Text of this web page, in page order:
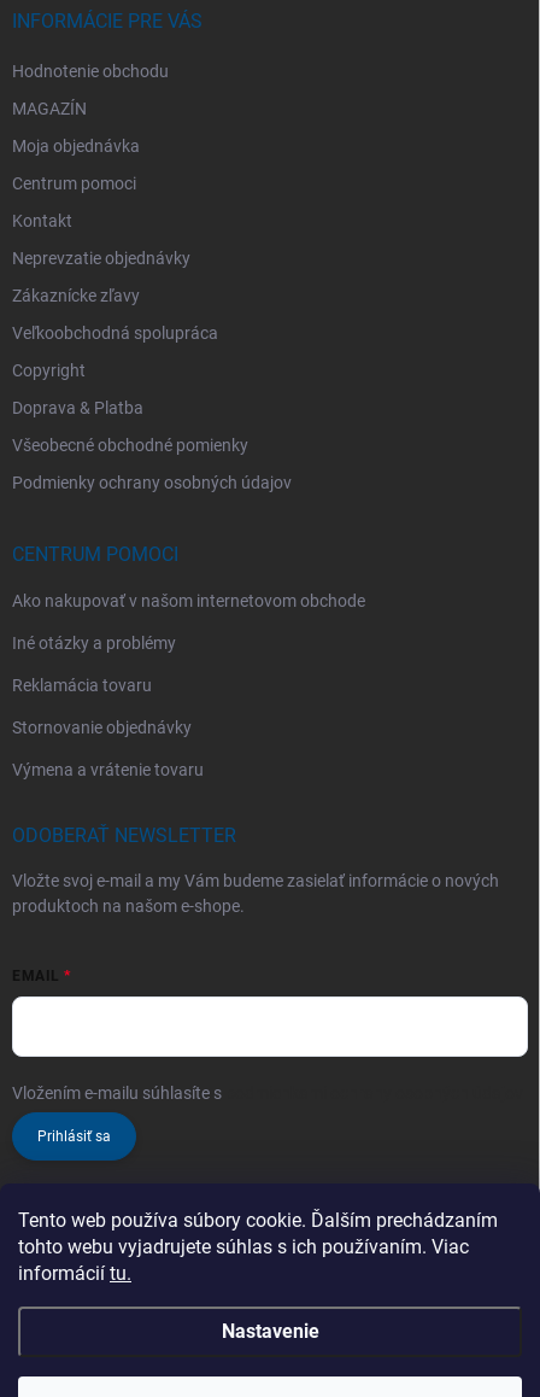
Tento web používa súbory cookie. Ďalším prechádzaním
tohto webu vyjadrujete súhlas s ich používaním. Viac
informácií tu.
Nastavenie
INFORMÁCIE PRE VÁS
Hodnotenie obchodu
MAGAZÍN
Moja objednávka
Centrum pomoci
Kontakt
Neprevzatie objednávky
Zákaznícke zľavy
Veľkoobchodná spolupráca
Copyright
Doprava & Platba
Všeobecné obchodné pomienky
Podmienky ochrany osobných údajov
CENTRUM POMOCI
Ako nakupovať v našom internetovom obchode
Iné otázky a problémy
Reklamácia tovaru
Stornovanie objednávky
Výmena a vrátenie tovaru
ODOBERAŤ NEWSLETTER
Vložte svoj e-mail a my Vám budeme zasielať informácie o nových
produktoch na našom e-shope.
EMAIL
Vložením e-mailu súhlasíte s
Prihlásiť sa
Copyright 2026ProChem.sk - Oficiálny predajca značky TENZI. Všetky